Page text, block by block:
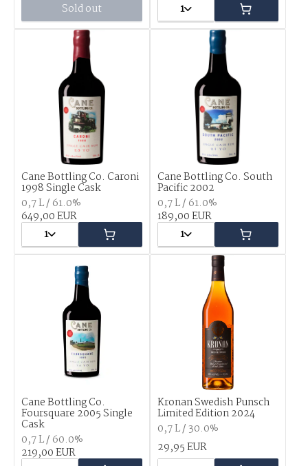
Sold out
1
Cane Bottling Co. Caroni
1998 Single Cask
0,7 L / 61.0%
649,00 EUR
1
Cane Bottling Co. South
Pacific 2002
0,7 L / 61.0%
189,00 EUR
1
Cane Bottling Co.
Foursquare 2005 Single
Cask
0,7 L / 60.0%
219,00 EUR
Kronan Swedish Punsch
Limited Edition 2024
0,7 L / 30.0%
29,95 EUR